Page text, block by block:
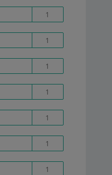
1
1
1
1
1
1
1